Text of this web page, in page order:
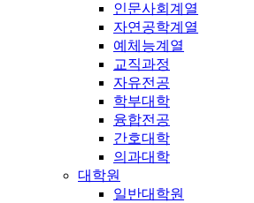
인문사회계열
자연공학계열
예체능계열
교직과정
자유전공
학부대학
융합전공
간호대학
의과대학
대학원
일반대학원